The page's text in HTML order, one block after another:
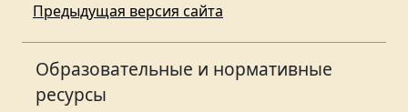
Предыдущая версия сайта
Образовательные и нормативные
ресурсы